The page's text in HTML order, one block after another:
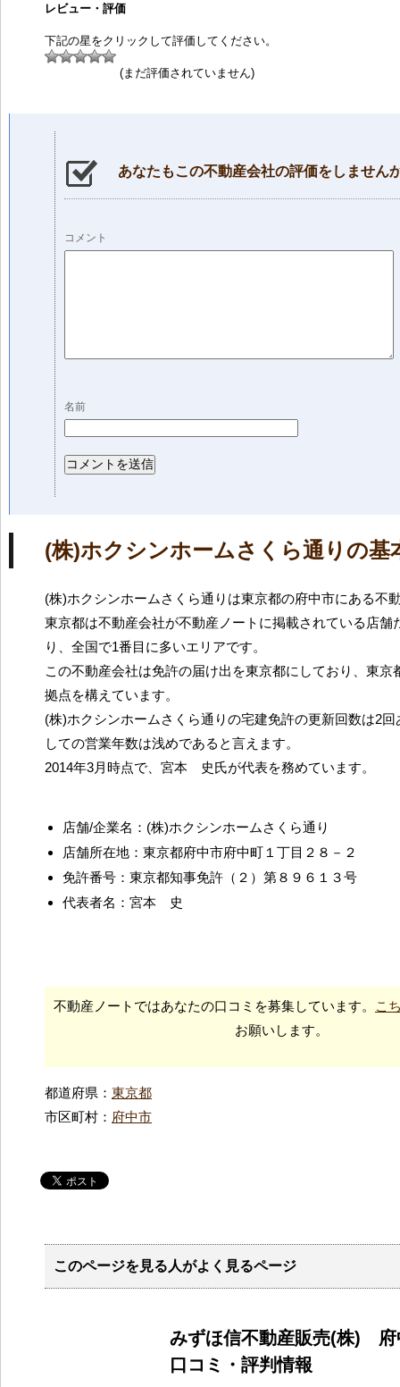
レビュー・評価
下記の星をクリックして評価してください。
(まだ評価されていません)
あなたもこの不動産会社の評価をしません
コメント
名前
(株)ホクシンホームさくら通りの基
(株)ホクシンホームさくら通りは東京都の府中市にある不
東京都は不動産会社が不動産ノートに掲載されている店舗
り、全国で1番目に多いエリアです。
この不動産会社は免許の届け出を東京都にしており、東京
拠点を構えています。
(株)ホクシンホームさくら通りの宅建免許の更新回数は2
しての営業年数は浅めであると言えます。
2014年3月時点で、宮本 史氏が代表を務めています。
店舗/企業名：(株)ホクシンホームさくら通り
店舗所在地：東京都府中市府中町１丁目２８－２
免許番号：東京都知事免許（２）第８９６１３号
代表者名：宮本 史
不動産ノートではあなたの口コミを募集しています。
こ
お願いします。
都道府県： 東京都
市区町村： 府中市
このページを見る人がよく見るページ
みずほ信不動産販売(株) 府
口コミ・評判情報